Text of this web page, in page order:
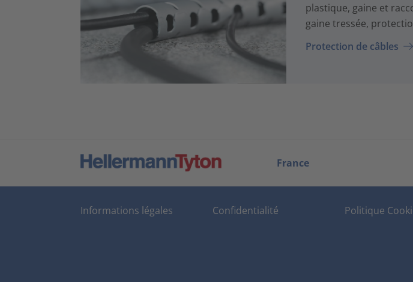
plastique, gaine et
gaine tressée,
Protection de câbles
France
Informations légales Confidentialité Politique